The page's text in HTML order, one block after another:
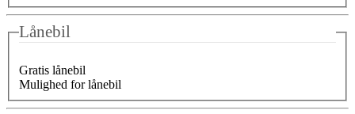
Lånebil
Gratis lånebil
Mulighed for lånebil